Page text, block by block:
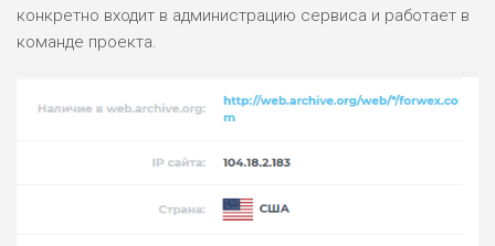
конкретно входит в администрацию сервиса и работает в
команде проекта.